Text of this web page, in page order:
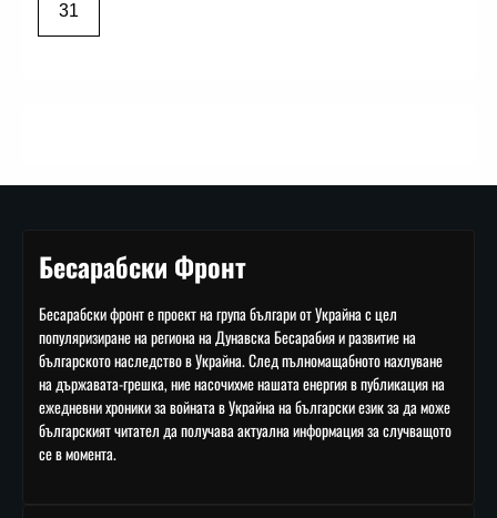
31
Бесарабски Фронт
Бесарабски фронт е проект на група българи от Украйна с цел
популяризиране на региона на Дунавска Бесарабия и развитие на
българското наследство в Украйна. След пълномащабното нахлуване
на държавата-грешка, ние насочихме нашата енергия в публикация на
ежедневни хроники за войната в Украйна на български език за да може
българският читател да получава актуална информация за случващото
се в момента.